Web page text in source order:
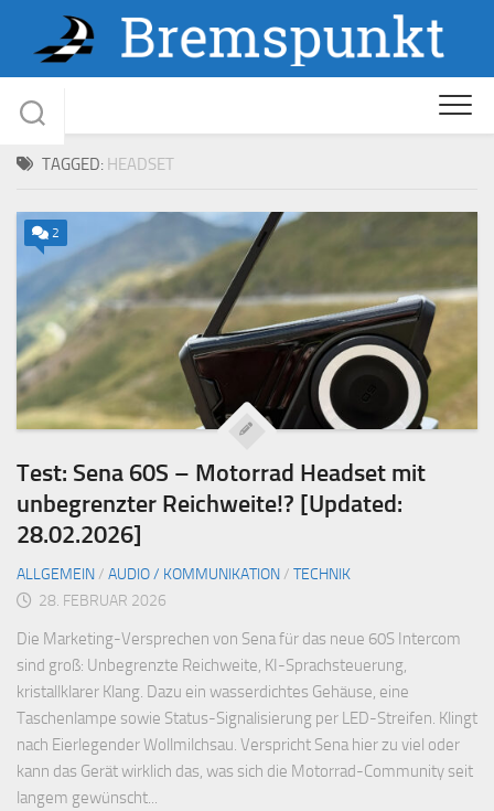
content
TAGGED: HEADSET
2
Test: Sena 60S – Motorrad Headset mit
unbegrenzter Reichweite!? [Updated:
28.02.2026]
ALLGEMEIN/ AUDIO / KOMMUNIKATION/ TECHNIK
28. FEBRUAR 2026
Die Marketing-Versprechen von Sena für das neue 60S Intercom
sind groß: Unbegrenzte Reichweite, KI-Sprachsteuerung,
kristallklarer Klang. Dazu ein wasserdichtes Gehäuse, eine
Taschenlampe sowie Status-Signalisierung per LED-Streifen. Klingt
nach Eierlegender Wollmilchsau. Verspricht Sena hier zu viel oder
kann das Gerät wirklich das, was sich die Motorrad-Community seit
langem gewünscht...